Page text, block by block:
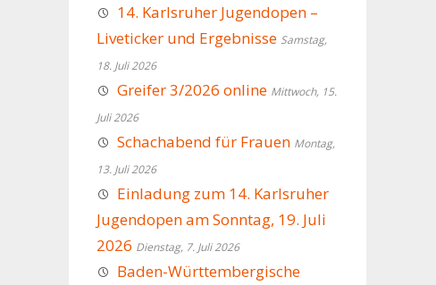
14. Karlsruher Jugendopen –
Liveticker und Ergebnisse Samstag,
18. Juli 2026
Greifer 3/2026 online Mittwoch, 15.
Juli 2026
Schachabend für Frauen Montag,
13. Juli 2026
Einladung zum 14. Karlsruher
Jugendopen am Sonntag, 19. Juli
2026 Dienstag, 7. Juli 2026
Baden-Württembergische